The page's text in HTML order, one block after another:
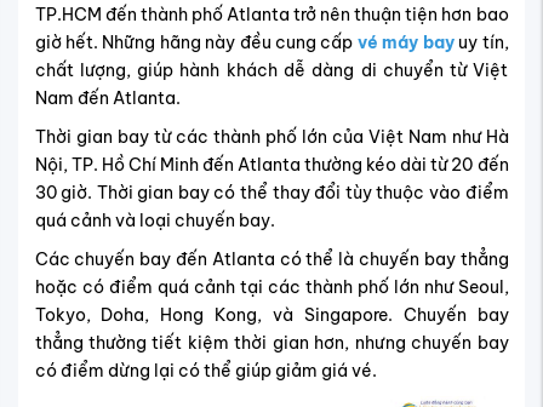
TP.HCM đến thành phố Atlanta trở nên thuận tiện hơn bao
giờ hết. Những hãng này đều cung cấp vé máy bayuy tín,
chất lượng, giúp hành khách dễ dàng di chuyển từ Việt
Nam đến Atlanta.
Thời gian bay từ các thành phố lớn của Việt Nam như Hà
Nội, TP. Hồ Chí Minh đến Atlanta thường kéo dài từ 20 đến
30 giờ. Thời gian bay có thể thay đổi tùy thuộc vào điểm
quá cảnh và loại chuyến bay.
Các chuyến bay đến Atlanta có thể là chuyến bay thẳng
hoặc có điểm quá cảnh tại các thành phố lớn như Seoul,
Tokyo, Doha, Hong Kong, và Singapore. Chuyến bay
thẳng thường tiết kiệm thời gian hơn, nhưng chuyến bay
có điểm dừng lại có thể giúp giảm giá vé.